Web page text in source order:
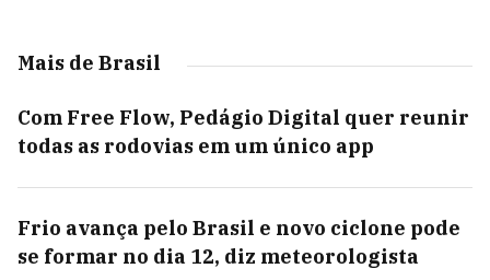
Mais de Brasil
Com Free Flow, Pedágio Digital quer reunir
todas as rodovias em um único app
Frio avança pelo Brasil e novo ciclone pode
se formar no dia 12, diz meteorologista